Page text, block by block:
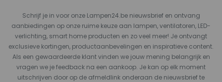
Schrijf je in voor onze Lampen24.be nieuwsbrief en ontvang
aanbiedingen op onze ruime keuze aan lampen, ventilatoren, LED-
verlichting, smart home producten en zo veel meer! Je ontvangt
exclusieve kortingen, productaanbevelingen en inspiratieve content.
Als een gewaardeerde klant vinden we jouw mening belangrijk en
vragen we je feedback na een aankoop. Je kan op elk moment
uitschrijven door op de afmeldlink onderaan de nieuwsbrief te